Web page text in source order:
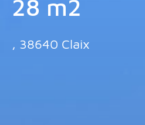
28 m2
, 38640 Claix